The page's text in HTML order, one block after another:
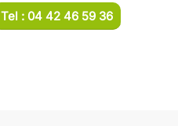
Tel : 04 42 46 59 36